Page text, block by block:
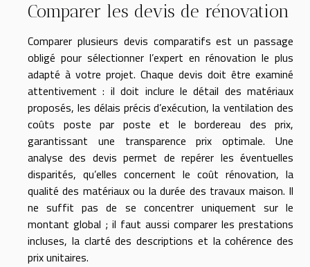
Comparer les devis de rénovation
Comparer plusieurs devis comparatifs est un passage
obligé pour sélectionner l’expert en rénovation le plus
adapté à votre projet. Chaque devis doit être examiné
attentivement : il doit inclure le détail des matériaux
proposés, les délais précis d’exécution, la ventilation des
coûts poste par poste et le bordereau des prix,
garantissant une transparence prix optimale. Une
analyse des devis permet de repérer les éventuelles
disparités, qu’elles concernent le coût rénovation, la
qualité des matériaux ou la durée des travaux maison. Il
ne suffit pas de se concentrer uniquement sur le
montant global ; il faut aussi comparer les prestations
incluses, la clarté des descriptions et la cohérence des
prix unitaires.